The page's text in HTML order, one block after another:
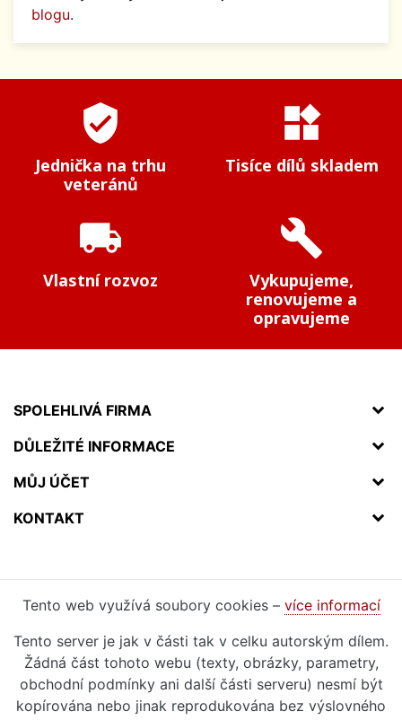
blogu.
verified_user
Jednička na trhu
veteránů
widgets
Tisíce dílů skladem
local_shipping
Vlastní rozvoz
build
Vykupujeme,
renovujeme a
opravujeme
SPOLEHLIVÁ FIRMA
DŮLEŽITÉ INFORMACE
MŮJ ÚČET
KONTAKT
Tento web využívá soubory cookies – více informací
Tento server je jak v části tak v celku autorským dílem.
Žádná část tohoto webu (texty, obrázky, parametry,
obchodní podmínky ani další části serveru) nesmí být
kopírována nebo jinak reprodukována bez výslovného